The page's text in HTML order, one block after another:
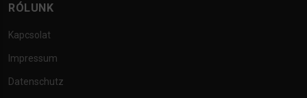
RÓLUNK
Kapcsolat
Impressum
Datenschutz